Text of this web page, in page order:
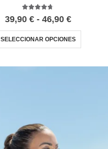
39,90 € - 46,90 €
SELECCIONAR OPCIONES